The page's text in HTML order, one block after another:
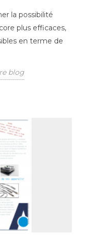
la possibilité
plus efficaces,
en terme de
blog